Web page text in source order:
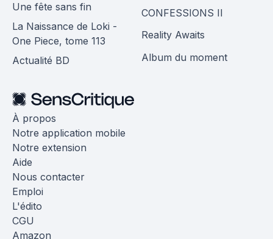
Une fête sans fin
La Naissance de Loki -
One Piece, tome 113
Actualité BD
CONFESSIONS II
Reality Awaits
Album du moment
À propos
Notre application mobile
Notre extension
Aide
Nous contacter
Emploi
L'édito
CGU
Amazon